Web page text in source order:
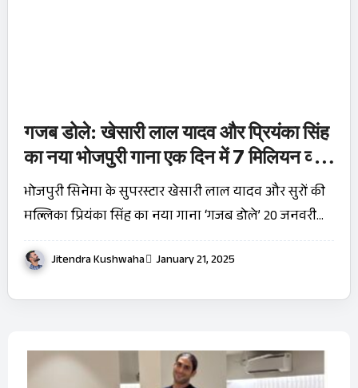
गजब डोले: खेसारी लाल यादव और प्रियंका सिंह
का नया भोजपुरी गाना एक दिन में 7 मिलियन व्यूज
के साथ छाया
भोजपुरी सिनेमा के सुपरस्टार खेसारी लाल यादव और सुरों की
मल्लिका प्रियंका सिंह का नया गाना ‘गजब डोले’ 20 जनवरी…
Jitendra Kushwaha January 21, 2025